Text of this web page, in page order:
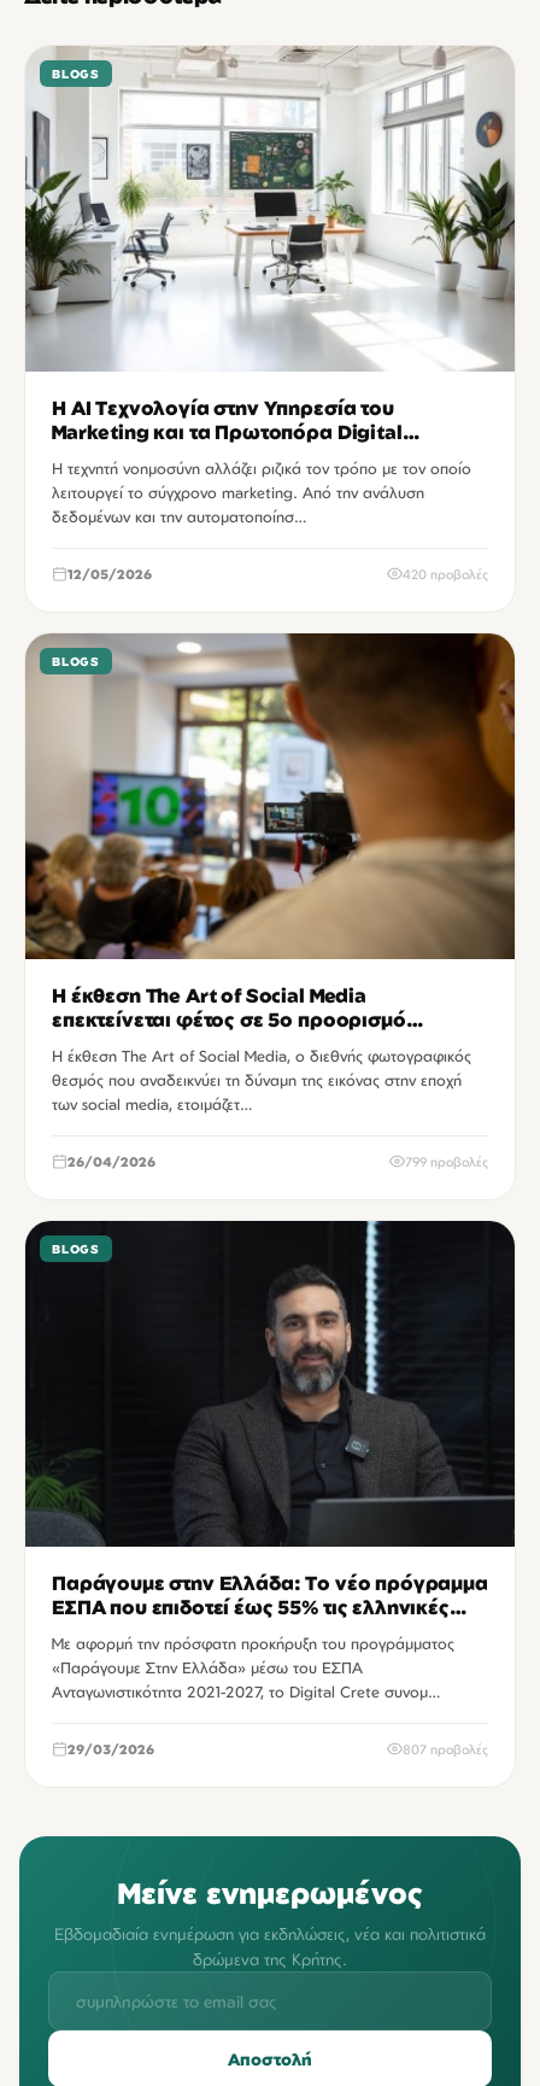
BLOGS
Η AI Τεχνολογία στην Υπηρεσία του
Marketing και τα Πρωτοπόρα Digital
Agencies
Η τεχνητή νοημοσύνη αλλάζει ριζικά τον τρόπο με τον οποίο
λειτουργεί το σύγχρονο marketing. Από την ανάλυση
δεδομένων και την αυτοματοποίησ…
12/05/2026 420 προβολές
BLOGS
Η έκθεση The Art of Social Media
επεκτείνεται φέτος σε 5ο προορισμό
έκπληξη
Η έκθεση The Art of Social Media, ο διεθνής φωτογραφικός
θεσμός που αναδεικνύει τη δύναμη της εικόνας στην εποχή
των social media, ετοιμάζετ…
26/04/2026 799 προβολές
BLOGS
Παράγουμε στην Ελλάδα: Το νέο πρόγραμμα
ΕΣΠΑ που επιδοτεί έως 55% τις ελληνικές
μεταποιητικές επιχειρήσεις
Με αφορμή την πρόσφατη προκήρυξη του προγράμματος
«Παράγουμε Στην Ελλάδα» μέσω του ΕΣΠΑ
Ανταγωνιστικότητα 2021-2027, το Digital Crete συνομ…
29/03/2026 807 προβολές
Μείνε ενημερωμένος
Εβδομαδιαία ενημέρωση για εκδηλώσεις, νέα και πολιτιστικά
δρώμενα της Κρήτης.
Αποστολή